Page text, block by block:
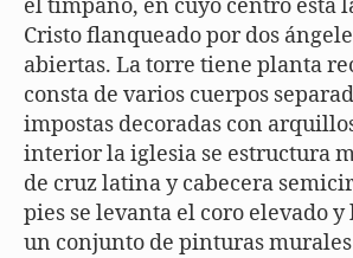
el tímpano, en cuyo centro está
Cristo flanqueado por dos
abiertas. La torre tiene planta
consta de varios cuerpos
impostas decoradas con
interior la iglesia se estructura
de cruz latina y cabecera
pies se levanta el coro elevado y
un conjunto de pinturas